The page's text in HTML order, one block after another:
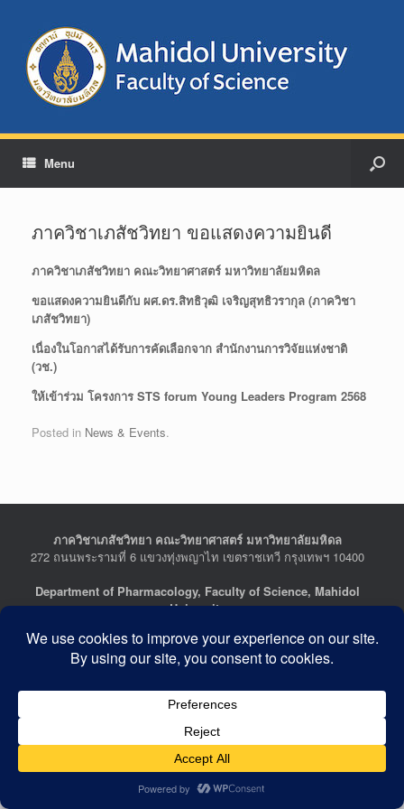
Menu
ภาควิชาเภสัชวิทยา ขอแสดงความยินดี
ภาควิชาเภสัชวิทยา คณะวิทยาศาสตร์ มหาวิทยาลัยมหิดล
ขอแสดงความยินดีกับ ผศ.ดร.สิทธิวุฒิ เจริญสุทธิวรากุล (ภาควิชา
เภสัชวิทยา)
เนื่องในโอกาสได้รับการคัดเลือกจาก สำนักงานการวิจัยแห่งชาติ
(วช.)
ให้เข้าร่วม โครงการ STS forum Young Leaders Program 2568
Posted in News & Events.
ภาควิชาเภสัชวิทยา คณะวิทยาศาสตร์ มหาวิทยาลัยมหิดล
272 ถนนพระรามที่ 6 แขวงทุ่งพญาไท เขตราชเทวี กรุงเทพฯ 10400
Department of Pharmacology, Faculty of Science, Mahidol
University
THAILAND
Tel : +662-201-5641-2, Fax : +662-354-7157
Last Updated: July 21, 2026